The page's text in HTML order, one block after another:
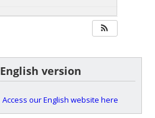
English version
Access our English website here